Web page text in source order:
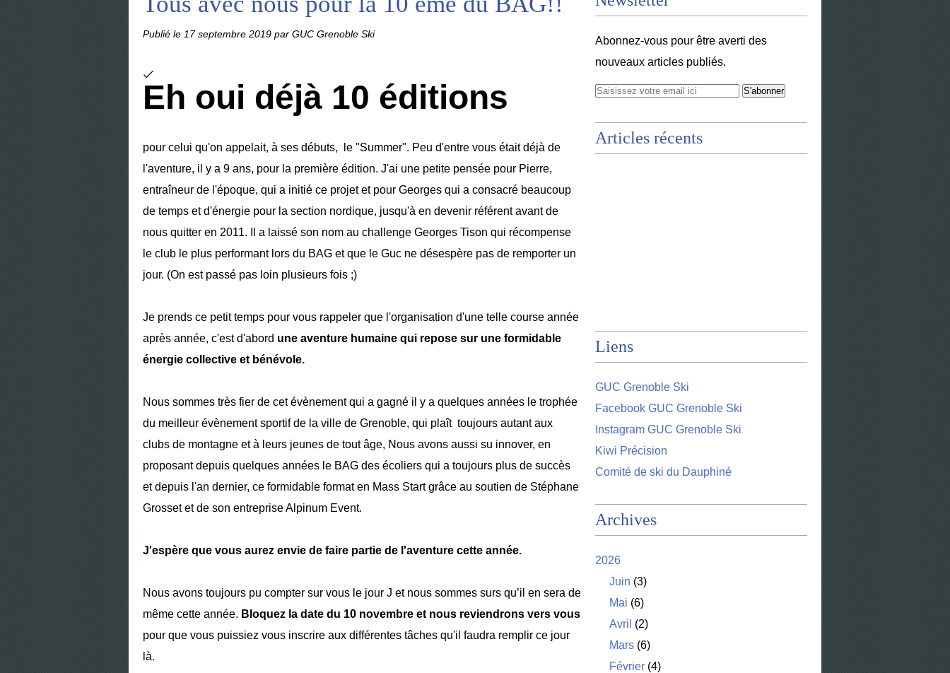
Publié le 17 septembre 2019 par GUC Grenoble Ski
Eh oui déjà 10 éditions
pour celui qu'on appelait, à ses débuts, le "Summer". Peu d'entre vous était déjà de
l'aventure, il y a 9 ans, pour la première édition. J'ai une petite pensée pour Pierre,
entraîneur de l'époque, qui a initié ce projet et pour Georges qui a consacré beaucoup
de temps et d'énergie pour la section nordique, jusqu'à en devenir référent avant de
nous quitter en 2011. Il a laissé son nom au challenge Georges Tison qui récompense
le club le plus performant lors du BAG et que le Guc ne désespère pas de remporter un
jour. (On est passé pas loin plusieurs fois ;)
Je prends ce petit temps pour vous rappeler que l'organisation d'une telle course année
après année, c'est d'abord une aventure humaine qui repose sur une formidable
énergie collective et bénévole.
Nous sommes très fier de cet évènement qui a gagné il y a quelques années le trophée
du meilleur évènement sportif de la ville de Grenoble, qui plaît toujours autant aux
clubs de montagne et à leurs jeunes de tout âge, Nous avons aussi su innover, en
proposant depuis quelques années le BAG des écoliers qui a toujours plus de succès
et depuis l'an dernier, ce formidable format en Mass Start grâce au soutien de Stéphane
Grosset et de son entreprise Alpinum Event.
J'espère que vous aurez envie de faire partie de l'aventure cette année.
Nous avons toujours pu compter sur vous le jour J et nous sommes surs qu’il en sera de
même cette année. Bloquez la date du 10 novembre et nous reviendrons vers vous
pour que vous puissiez vous inscrire aux différentes tâches qu'il faudra remplir ce jour
là.
Abonnez-vous pour être averti des
nouveaux articles publiés.
Articles récents
Liens
GUC Grenoble Ski
Facebook GUC Grenoble Ski
Instagram GUC Grenoble Ski
Kiwi Précision
Comité de ski du Dauphiné
Archives
2026
Juin (3)
Mai (6)
Avril (2)
Mars (6)
Février (4)